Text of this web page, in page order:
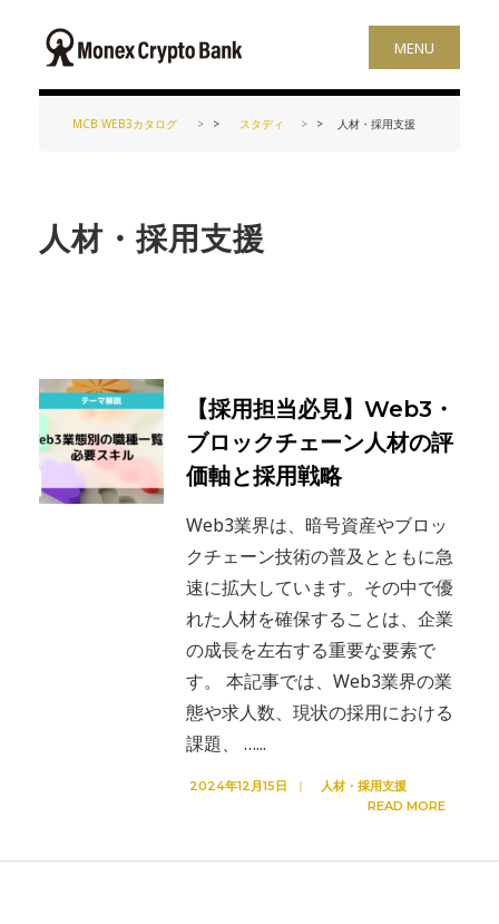
MENU
MCB WEB3カタログ > スタディ > 人材・採用支援
人材・採用支援
【採用担当必見】Web3・
ブロックチェーン人材の評
価軸と採用戦略
Web3業界は、暗号資産やブロッ
クチェーン技術の普及とともに急
速に拡大しています。その中で優
れた人材を確保することは、企業
の成長を左右する重要な要素で
す。 本記事では、Web3業界の業
態や求人数、現状の採用における
課題、 …...
2024年12月15日 |
人材・採用支援
READ MORE